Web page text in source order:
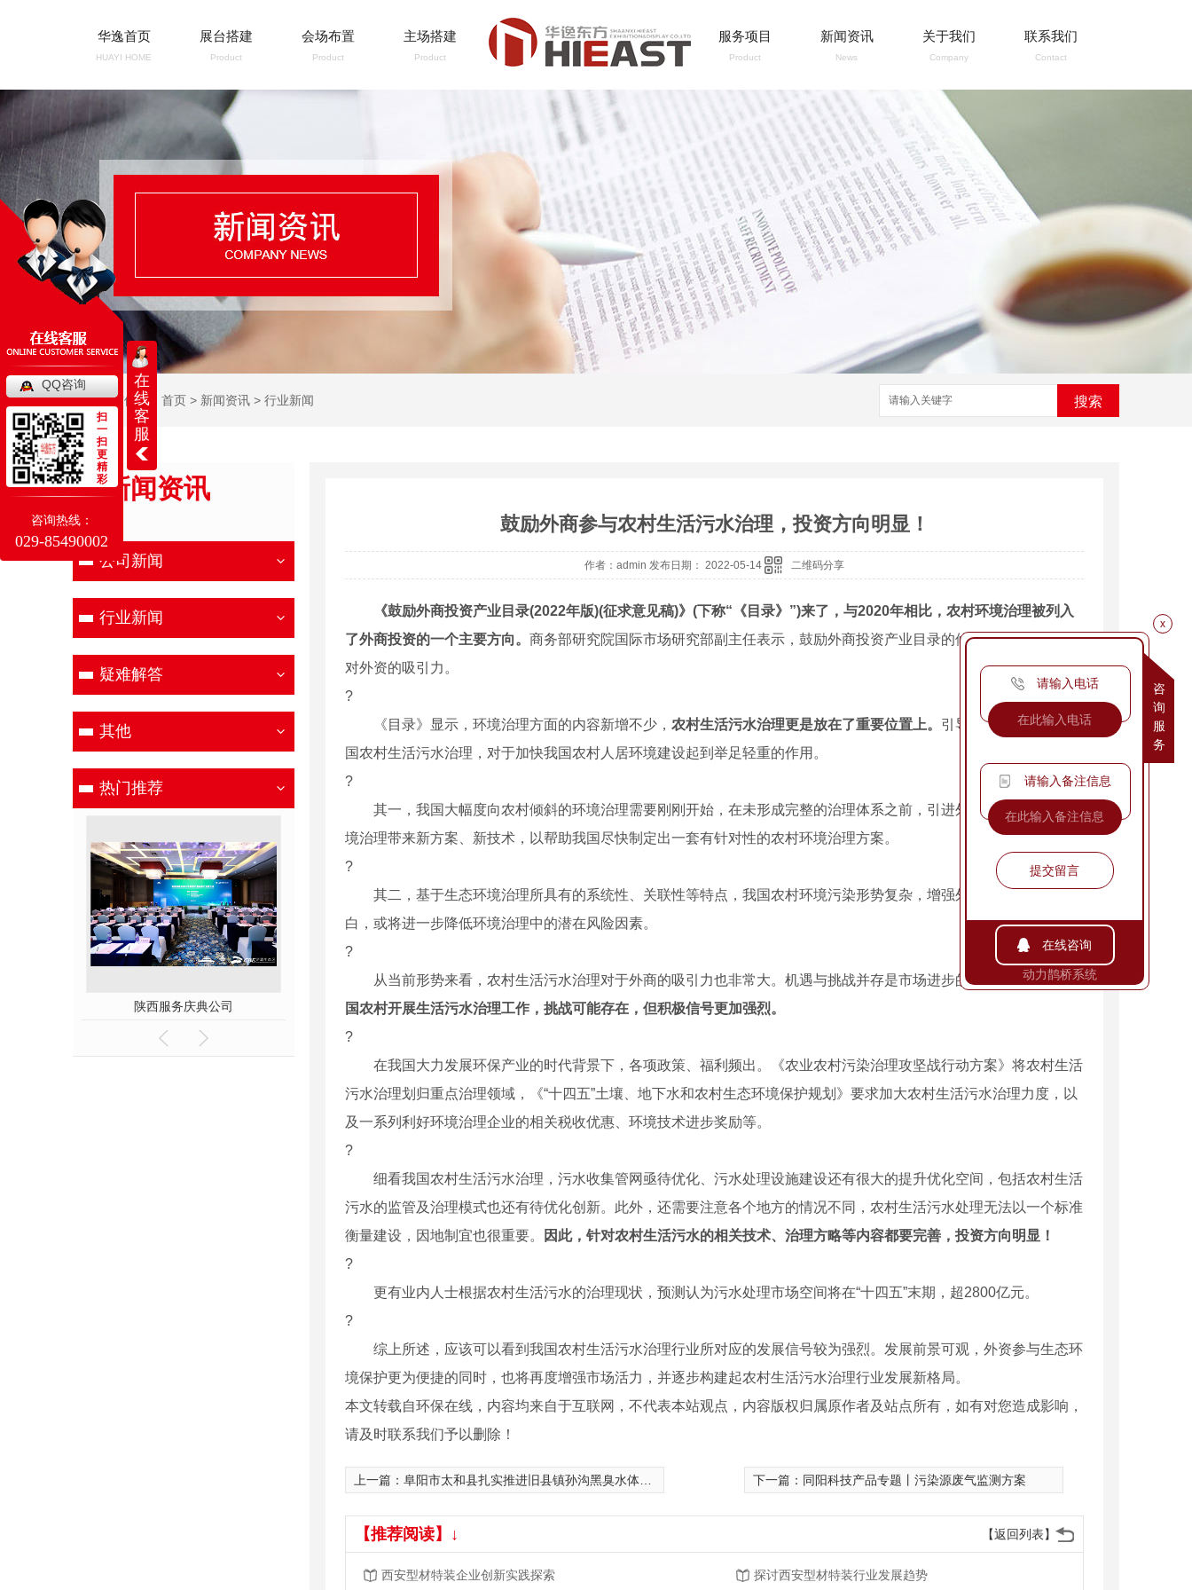
华逸首页
HUAYI HOME
展台搭建
Product
会场布置
Product
主场搭建
Product
服务项目
Product
新闻资讯
News
关于我们
Company
联系我们
Contact
当前位置： 首页 > 新闻资讯 > 行业新闻 搜索
新闻资讯
NEWS
公司新闻
行业新闻
疑难解答
其他
热门推荐
物流展中国银行展台设计及搭建 会场布置 克拉玛依展台 陕西服务庆典
鼓励外商参与农村生活污水治理，投资方向明显！
作者：admin 发布日期： 2022-05-14 二维码分享
《鼓励外商投资产业目录(2022年版)(征求意见稿)》(下称“《目录》”)来了，与2020年相比，农村环境治理被列入
了外商投资的一个主要方向。 商务部研究院国际市场研究部副主任表示，鼓励外商投资产业目录的修订有助于增强我国
对外资的吸引力。
?
《目录》显示，环境治理方面的内容新增不少， 农村生活污水治理更是放在了重要位置上。 引导外资将目光投向我
国农村生活污水治理，对于加快我国农村人居环境建设起到举足轻重的作用。
?
其一，我国大幅度向农村倾斜的环境治理需要刚刚开始，在未形成完整的治理体系之前，引进外资将为我国农村环
境治理带来新方案、新技术，以帮助我国尽快制定出一套有针对性的农村环境治理方案。
?
其二，基于生态环境治理所具有的系统性、关联性等特点，我国农村环境污染形势复杂，增强外资力量填补领域空
白，或将进一步降低环境治理中的潜在风险因素。
?
从当前形势来看，农村生活污水治理对于外商的吸引力也非常大。机遇与挑战并存是市场进步的规律，
外商进入我
国农村开展生活污水治理工作，挑战可能存在，但积极信号更加强烈。
?
在我国大力发展环保产业的时代背景下，各项政策、福利频出。《农业农村污染治理攻坚战行动方案》将农村生活
污水治理划归重点治理领域，《“十四五”土壤、地下水和农村生态环境保护规划》要求加大农村生活污水治理力度，以
及一系列利好环境治理企业的相关税收优惠、环境技术进步奖励等。
?
细看我国农村生活污水治理，污水收集管网亟待优化、污水处理设施建设还有很大的提升优化空间，包括农村生活
污水的监管及治理模式也还有待优化创新。此外，还需要注意各个地方的情况不同，农村生活污水处理无法以一个标准
衡量建设，因地制宜也很重要。
因此，针对农村生活污水的相关技术、治理方略等内容都要完善，投资方向明显！
?
更有业内人士根据农村生活污水的治理现状，预测认为污水处理市场空间将在“十四五”末期，超2800亿元。
?
综上所述，应该可以看到我国农村生活污水治理行业所对应的发展信号较为强烈。发展前景可观，外资参与生态环
境保护更为便捷的同时，也将再度增强市场活力，并逐步构建起农村生活污水治理行业发展新格局。
本文转载自环保在线，内容均来自于互联网，不代表本站观点，内容版权归属原作者及站点所有，如有对您造成影响，
请及时联系我们予以删除！
上一篇： 阜阳市太和县扎实推进旧县镇孙沟黑臭水体整治 下一篇： 同阳科技产品专题丨污染源废气监测方案
【返回列表】
【推荐阅读】↓
西安型材特装企业创新实践探索 探讨西安型材特装行业发展趋势
在
线
客
服
QQ咨询
扫
一
扫
更
精
彩
咨询热线：
029-85490002
x
咨
询
服
务
请输入电话
请输入备注信息
提交留言
在线咨询
动力鹊桥系统